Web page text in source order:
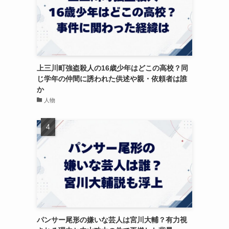
上三川町強盗殺人の16歳少年はどこの高校？同
じ学年の仲間に誘われた供述や親・依頼者は誰
か
人物
パンサー尾形の嫌いな芸人は宮川大輔？有力視